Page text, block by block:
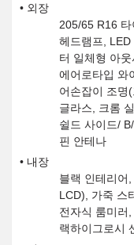
외장
205/65 R16
헤드램프,
터 일체형 아
에어로타입 와
어손잡이 조명
글라스, 크롬
쉴드 사이드/
핀 안테나
내장
블랙 인테리어
LCD), 가죽 스
전자식 룸미러
랙하이그로시